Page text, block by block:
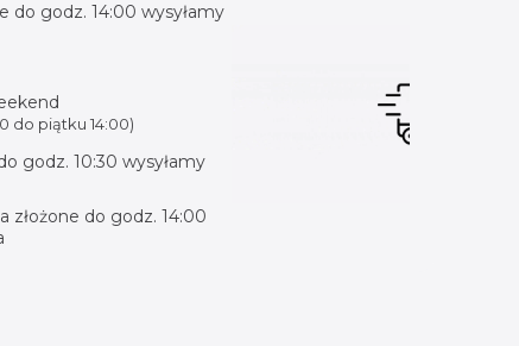
do godz. 14:00 wysyłamy
do piątku 14:00)
godz. 10:30 wysyłamy
złożone do godz. 14:00